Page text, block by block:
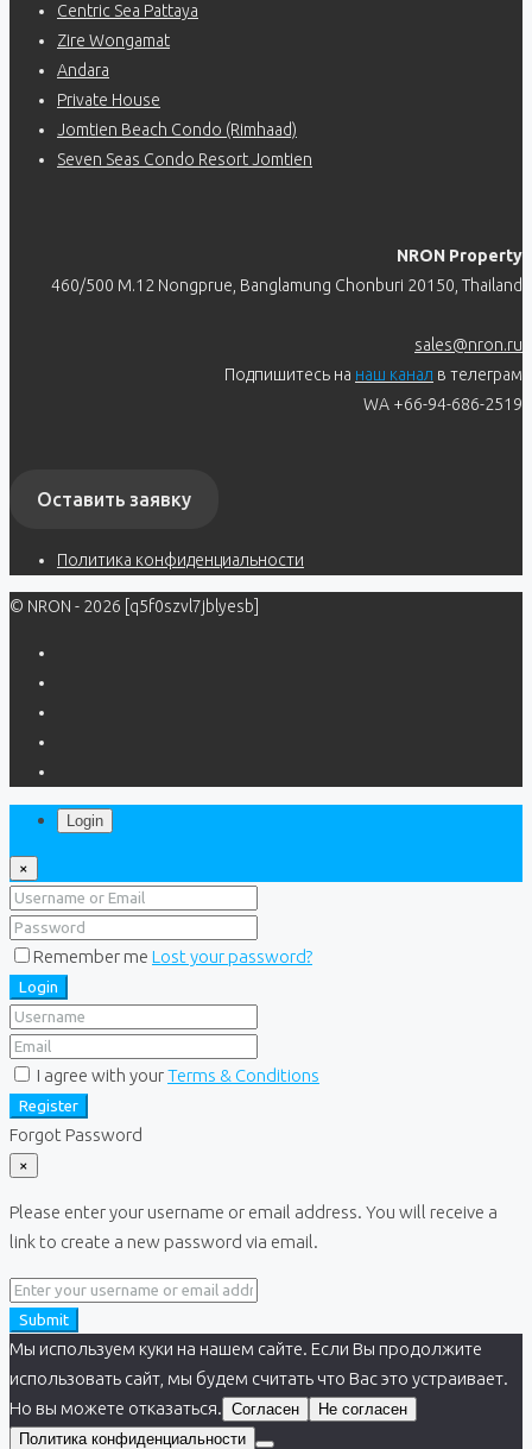
Centric Sea Pattaya
Zire Wongamat
Andara
Private House
Jomtien Beach Condo (Rimhaad)
Seven Seas Condo Resort Jomtien
NRON Property
460/500 M.12 Nongprue, Banglamung Chonburi 20150, Thailand
sales@nron.ru
Подпишитесь на наш канал в телеграм
WA +66-94-686-2519
Оставить заявку
Политика конфиденциальности
© NRON - 2026 [q5f0szvl7jblyesb]
Login
×
Remember me Lost your password?
Login
I agree with yourTerms & Conditions
Register
Forgot Password
×
Please enter your username or email address. You will receive a
link to create a new password via email.
Submit
Мы используем куки на нашем сайте. Если Вы продолжите
использовать сайт, мы будем считать что Вас это устраивает.
Но вы можете отказаться. Согласен
Не согласен
Политика конфиденциальности